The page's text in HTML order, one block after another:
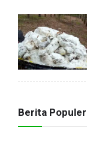
Berita Populer